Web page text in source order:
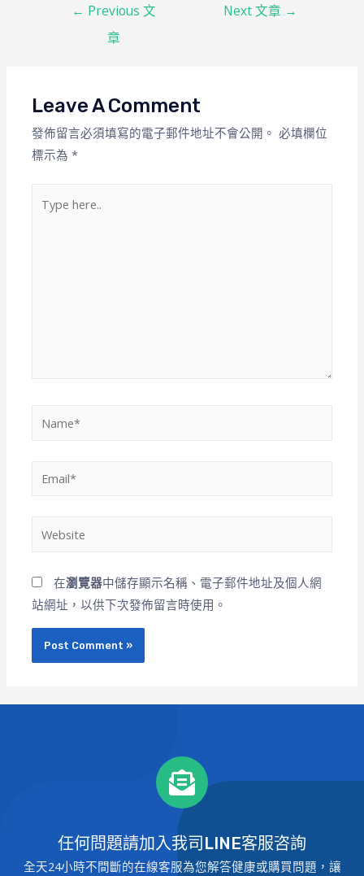
← Previous 文
章
Next 文章 →
Leave A Comment
發佈留言必須填寫的電子郵件地址不會公開。 必填欄位
標示為*
在瀏覽器中儲存顯示名稱、電子郵件地址及個人網
站網址，以供下次發佈留言時使用。
任何問題請加入我司LINE客服咨詢
全天24小時不間斷的在線客服為您解答健康或購買問題，讓